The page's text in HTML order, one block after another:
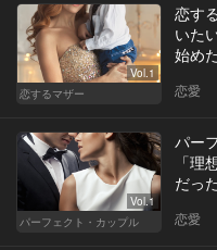
Vol.1
恋するマザー
恋す
いた
始め
恋愛
Vol.1
パーフェクト・カップル
パー
「理
だった
恋愛